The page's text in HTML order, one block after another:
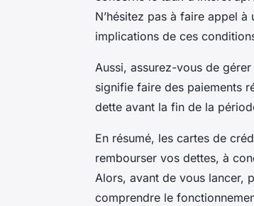
N’hésitez pas à faire appel
implications de ces
Aussi, assurez-vous de
signifie faire des paiements
dette avant la fin de la
En résumé, les cartes de
rembourser vos dettes, à
Alors, avant de vous lancer,
comprendre le